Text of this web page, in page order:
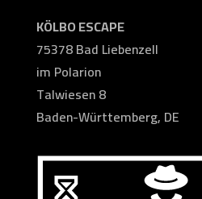
KÖLBO ESCAPE
75378 Bad Liebenzell
im Polarion
Talwiesen 8
Baden-Württemberg, DE